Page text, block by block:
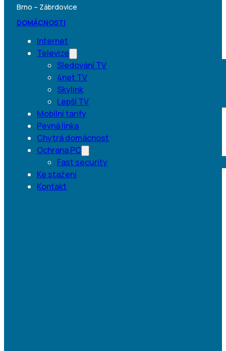
Brno – Zábrdovice
DOMÁCNOSTI
Internet
Televize
Sledování TV
4net TV
Skylink
Lepší TV
Mobilní tarify
Pevná linka
Chytrá domácnost
Ochrana PC
Fast security
Ke stažení
Kontakt